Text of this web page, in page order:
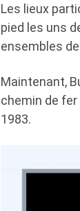
Les lieux
pied les uns
ensembles
Maintenant,
chemin de fer
1983.